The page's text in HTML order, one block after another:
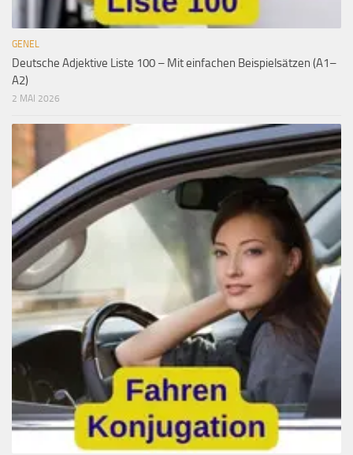
GENEL
Deutsche Adjektive Liste 100 – Mit einfachen Beispielsätzen (A1–
A2)
2 MAI 2026